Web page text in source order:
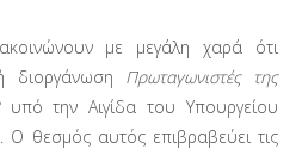
με μεγάλη χαρά ότι
διοργάνωση Πρωταγωνιστές της
υπό την Αιγίδα του Υπουργείου
Ο θεσμός αυτός επιβραβεύει τις